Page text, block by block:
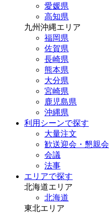
愛媛県
高知県
九州沖縄エリア
福岡県
佐賀県
長崎県
熊本県
大分県
宮崎県
鹿児島県
沖縄県
利用シーンで探す
大量注文
歓送迎会・懇親会
会議
法事
エリアで探す
北海道エリア
北海道
東北エリア